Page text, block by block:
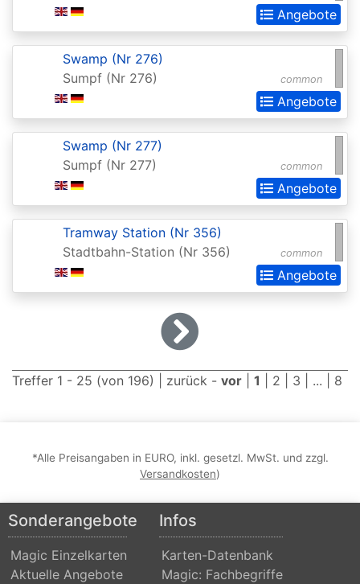
Commander
Commander
Commander
Commander
2015
Commander
Commander
Commander
Commander
2021
(Strixhaven)
Angebote
common
Swamp (Nr 276)
Sumpf (Nr 276)
Angebote
common
Swamp (Nr 277)
Sumpf (Nr 277)
Angebote
common
Tramway Station (Nr 356)
Stadtbahn-Station (Nr 356)
Angebote
Treffer 1 - 25 (von 196) | zurück - vor 1 2 3 | ... | 8
*Alle Preisangaben in EURO, inkl. gesetzl. MwSt. und zzgl.
Versandkosten)
Sonderangebote
Magic Einzelkarten
Aktuelle Angebote
Infos
Karten-Datenbank
Magic: Fachbegriffe